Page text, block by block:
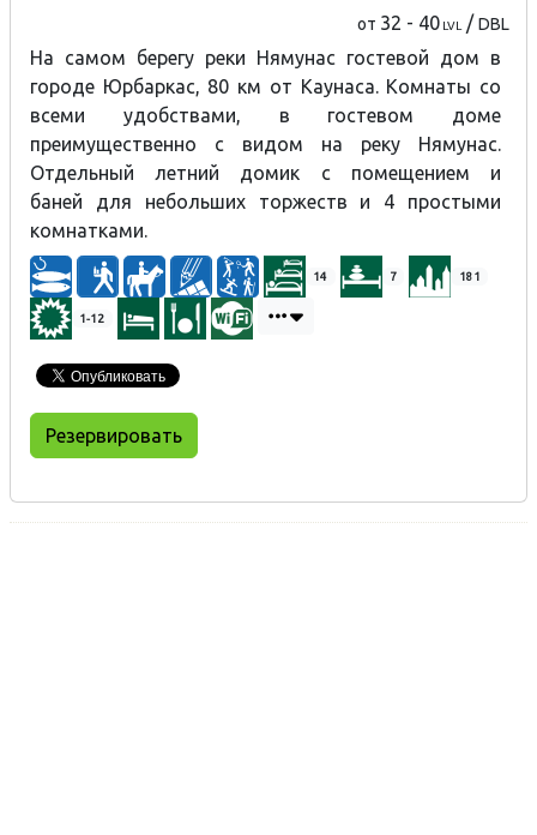
от 32 - 40 LVL /DBL
На самом берегу реки Нямунас гостевой дом в
городе Юрбаркас, 80 км от Каунаса. Комнаты со
всеми удобствами, в гостевом доме
преимущественно с видом на реку Нямунас.
Отдельный летний домик с помещением и
баней для небольших торжеств и 4 простыми
комнатками.
14 7 181
1-12
Резервировать